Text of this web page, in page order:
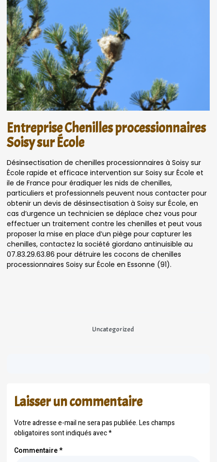
Entreprise Chenilles processionnaires
Soisy sur École
Désinsectisation de chenilles processionnaires à Soisy sur
École rapide et efficace intervention sur Soisy sur École et
ile de France pour éradiquer les nids de chenilles,
particuliers et professionnels peuvent nous contacter pour
obtenir un devis de désinsectisation à Soisy sur École, en
cas d’urgence un technicien se déplace chez vous pour
effectuer un traitement contre les chenilles et peut vous
proposer la mise en place d’un piège pour capturer les
chenilles, contactez la société giordano antinuisible au
07.83.29.63.86 pour détruire les cocons de chenilles
processionnaires Soisy sur École en Essonne (91).
Uncategorized
Laisser un commentaire
Votre adresse e-mail ne sera pas publiée.Les champs
obligatoires sont indiqués avec*
Commentaire*